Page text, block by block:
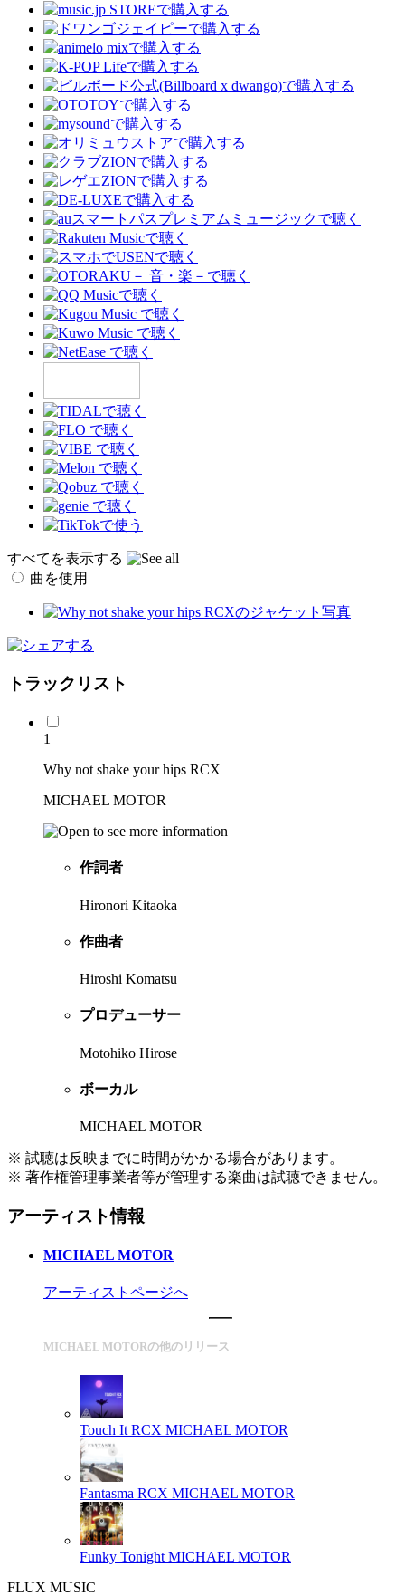
すべてを表示する
曲を使用
トラックリスト
1
Why not shake your hips RCX
MICHAEL MOTOR
作詞者
Hironori Kitaoka
作曲者
Hiroshi Komatsu
プロデューサー
Motohiko Hirose
ボーカル
MICHAEL MOTOR
※ 試聴は反映までに時間がかかる場合があります。
※ 著作権管理事業者等が管理する楽曲は試聴できません。
アーティスト情報
MICHAEL MOTOR
アーティストページへ
MICHAEL MOTORの他のリリース
Touch It RCX MICHAEL MOTOR
Fantasma RCX MICHAEL MOTOR
Funky Tonight MICHAEL MOTOR
FLUX MUSIC